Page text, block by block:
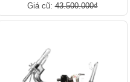
Giá cũ:43.500.000₫